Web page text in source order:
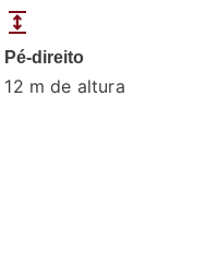
expand
Pé-direito
12 m de altura